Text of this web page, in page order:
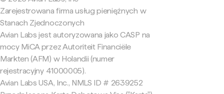
Zarejestrowana firma usług pieniężnych w
Stanach Zjednoczonych
Avian Labs jest autoryzowana jako CASP na
mocy MiCA przez Autoriteit Financiële
Markten (AFM) w Holandii (numer
rejestracyjny 41000005).
Avian Labs USA, Inc., NMLS ID # 2639252